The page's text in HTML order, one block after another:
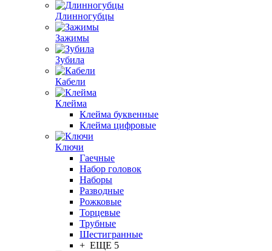
Длинногубцы
Зажимы
Зубила
Кабели
Клейма
Клейма буквенные
Клейма цифровые
Ключи
Гаечные
Набор головок
Наборы
Разводные
Рожковые
Торцевые
Трубные
Шестигранные
+ ЕЩЕ 5